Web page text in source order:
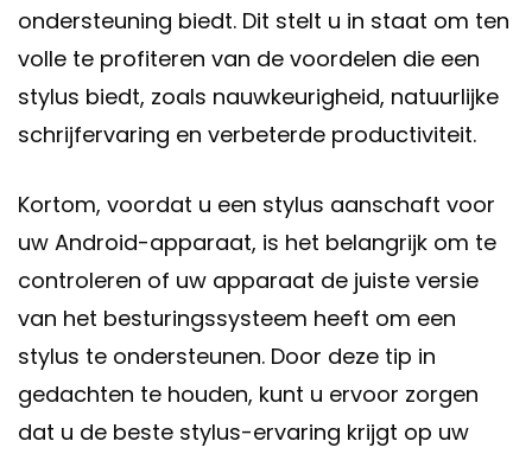
ondersteuning biedt. Dit stelt u in staat om ten
volle te profiteren van de voordelen die een
stylus biedt, zoals nauwkeurigheid, natuurlijke
schrijfervaring en verbeterde productiviteit.
Kortom, voordat u een stylus aanschaft voor
uw Android-apparaat, is het belangrijk om te
controleren of uw apparaat de juiste versie
van het besturingssysteem heeft om een
stylus te ondersteunen. Door deze tip in
gedachten te houden, kunt u ervoor zorgen
dat u de beste stylus-ervaring krijgt op uw